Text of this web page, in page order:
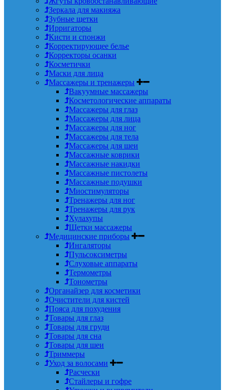
Зеркала для макияжа
Зубные щетки
Ирригаторы
Кисти и спонжи
Корректирующее белье
Корректоры осанки
Косметички
Маски для лица
Массажеры и тренажеры
Вакуумные массажеры
Косметологические аппараты
Массажеры для глаз
Массажеры для лица
Массажеры для ног
Массажеры для тела
Массажеры для шеи
Массажные коврики
Массажные накидки
Массажные пистолеты
Массажные подушки
Миостимуляторы
Тренажеры для ног
Тренажеры для рук
Хулахупы
Щетки массажеры
Медицинские приборы
Ингаляторы
Пульсоксиметры
Слуховые аппараты
Термометры
Тонометры
Органайзер для косметики
Очистители для кистей
Пояса для похудения
Товары для глаз
Товары для груди
Товары для сна
Товары для шеи
Триммеры
Уход за волосами
Расчески
Стайлеры и гофре